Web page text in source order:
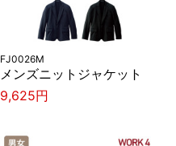
FJ0026M
メンズニットジャケット
9,625円